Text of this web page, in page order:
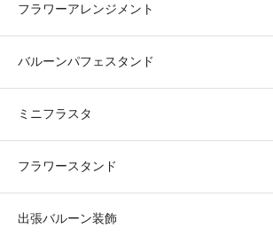
フラワーアレンジメント
バルーンパフェスタンド
ミニフラスタ
フラワースタンド
出張バルーン装飾